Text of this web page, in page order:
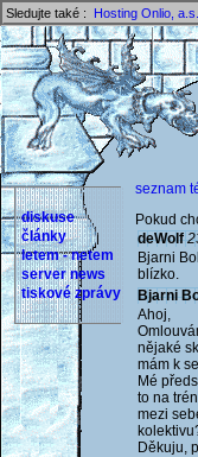
Sledujte také : Hosting Onlio, a.s.
diskuse
články
letem - netem
server news
tiskové zprávy
seznam
Pokud
deWolf
Bjarni
blízko.
Bjarni
Ahoj,
nějaké
mám k
Mé
to na
mezi
Děkuju,